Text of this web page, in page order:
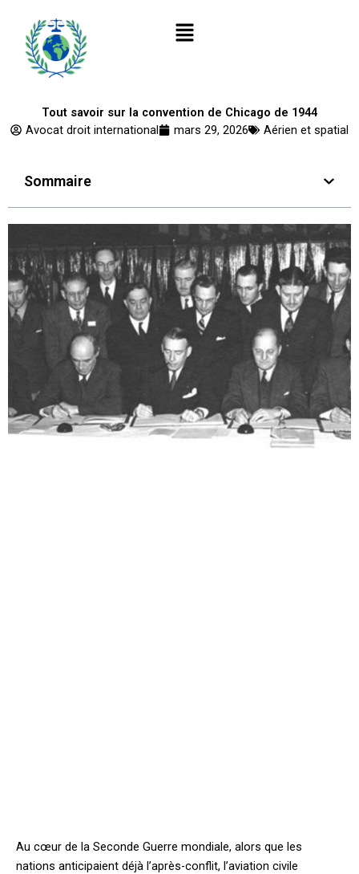
contenu
Menu
Tout savoir sur la convention de Chicago de 1944
Avocat droit international
mars 29, 2026 Aérien et spatial
Sommaire
Au cœur de la Seconde Guerre mondiale, alors que les
nations anticipaient déjà l’après-conflit, l’aviation civile